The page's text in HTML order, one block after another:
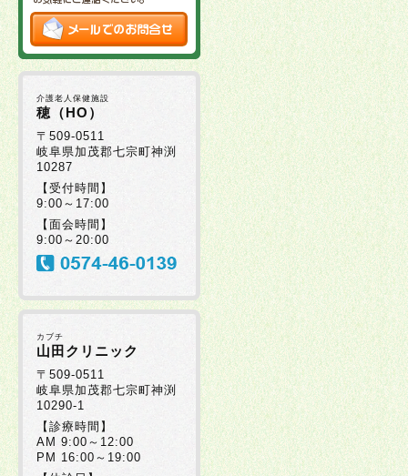
介護老人保健施設
穂（HO）
〒509-0511
岐阜県加茂郡七宗町神渕
10287
【受付時間】
9:00～17:00
【面会時間】
9:00～20:00
カブチ
山田クリニック
〒509-0511
岐阜県加茂郡七宗町神渕
10290-1
【診療時間】
AM 9:00～12:00
PM 16:00～19:00